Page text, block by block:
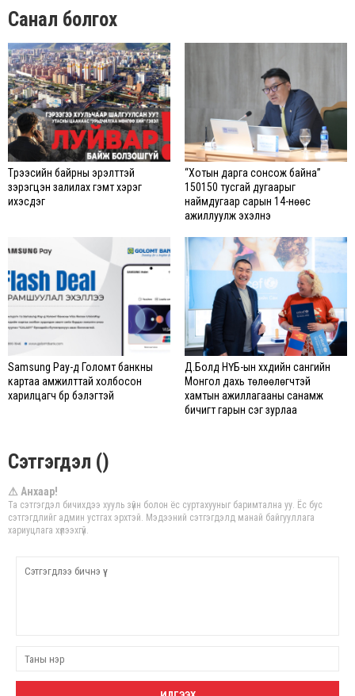
Санал болгох
Түрээсийн байрны эрэлттэй
зэрэгцэн залилах гэмт хэрэг
ихэсдэг
“Хотын дарга сонсож байна”
150150 тусгай дугаарыг
наймдугаар сарын 14-нөөс
ажиллуулж эхэлнэ
Samsung Pay-д Голомт банкны
картаа амжилттай холбосон
харилцагч бүр бэлэгтэй
Д.Болд НҮБ-ын хүүхдийн сангийн
Монгол дахь төлөөлөгчтэй
хамтын ажиллагааны санамж
бичигт гарын үсэг зурлаа
Сэтгэгдэл ()
⚠ Анхаар!
Та сэтгэгдэл бичихдээ хууль зүйн болон ёс суртахууныг баримтална уу. Ёс бус
сэтгэгдлийг админ устгах эрхтэй. Мэдээний сэтгэгдэлд манай байгууллага
хариуцлага хүлээхгүй.